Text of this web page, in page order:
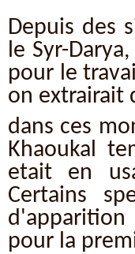
Depuis des
le Syr-
pour le
on extrairait
dans ces
Khaoukal
etait en
Certains
pour la